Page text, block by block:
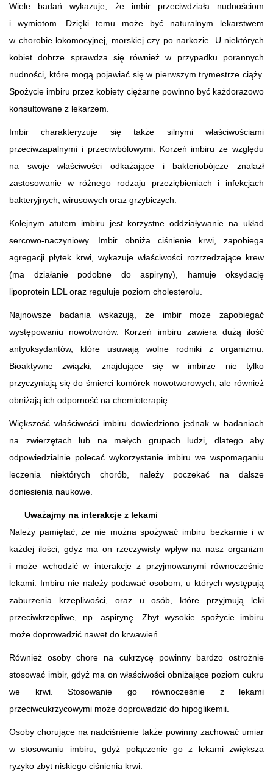
Wiele badań wykazuje, że imbir przeciwdziała nudnościom
i wymiotom. Dzięki temu może być naturalnym lekarstwem
w chorobie lokomocyjnej, morskiej czy po narkozie. U niektórych
kobiet dobrze sprawdza się również w przypadku porannych
nudności, które mogą pojawiać się w pierwszym trymestrze ciąży.
Spożycie imbiru przez kobiety ciężarne powinno być każdorazowo
konsultowane z lekarzem.
Imbir charakteryzuje się także silnymi właściwościami
przeciwzapalnymi i przeciwbólowymi. Korzeń imbiru ze względu
na swoje właściwości odkażające i bakteriobójcze znalazł
zastosowanie w różnego rodzaju przeziębieniach i infekcjach
bakteryjnych, wirusowych oraz grzybiczych.
Kolejnym atutem imbiru jest korzystne oddziaływanie na układ
sercowo-naczyniowy. Imbir obniża ciśnienie krwi, zapobiega
agregacji płytek krwi, wykazuje właściwości rozrzedzające krew
(ma działanie podobne do aspiryny), hamuje oksydację
lipoprotein LDL oraz reguluje poziom cholesterolu.
Najnowsze badania wskazują, że imbir może zapobiegać
występowaniu nowotworów. Korzeń imbiru zawiera dużą ilość
antyoksydantów, które usuwają wolne rodniki z organizmu.
Bioaktywne związki, znajdujące się w imbirze nie tylko
przyczyniają się do śmierci komórek nowotworowych, ale również
obniżają ich odporność na chemioterapię.
Większość właściwości imbiru dowiedziono jednak w badaniach
na zwierzętach lub na małych grupach ludzi, dlatego aby
odpowiedzialnie polecać wykorzystanie imbiru we wspomaganiu
leczenia niektórych chorób, należy poczekać na dalsze
doniesienia naukowe.
Uważajmy na interakcje z lekami
Należy pamiętać, że nie można spożywać imbiru bezkarnie i w
każdej ilości, gdyż ma on rzeczywisty wpływ na nasz organizm
i może wchodzić w interakcje z przyjmowanymi równocześnie
lekami. Imbiru nie należy podawać osobom, u których występują
zaburzenia krzepliwości, oraz u osób, które przyjmują leki
przeciwkrzepliwe, np. aspirynę. Zbyt wysokie spożycie imbiru
może doprowadzić nawet do krwawień.
Również osoby chore na cukrzycę powinny bardzo ostrożnie
stosować imbir, gdyż ma on właściwości obniżające poziom cukru
we krwi. Stosowanie go równocześnie z lekami
przeciwcukrzycowymi może doprowadzić do hipoglikemii.
Osoby chorujące na nadciśnienie także powinny zachować umiar
w stosowaniu imbiru, gdyż połączenie go z lekami zwiększa
ryzyko zbyt niskiego ciśnienia krwi.